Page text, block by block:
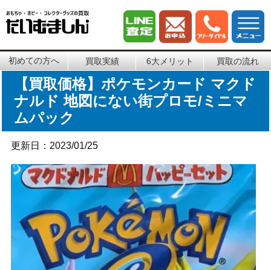
初めての方へ 買取実績 6大メリット 買取の流れ
【買取価格】ポケモンカード マクド
ナルド 地図にない街プロモ/ミニマ
ムパック
更新日：2023/01/25